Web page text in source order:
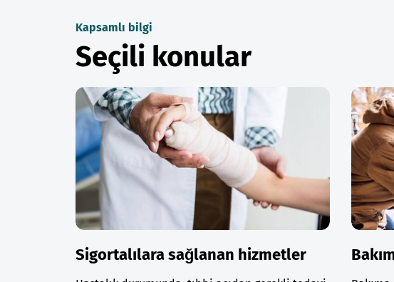
Kapsamlı bilgi
Seçili konular
Sigortalılara sağlanan hizmetler